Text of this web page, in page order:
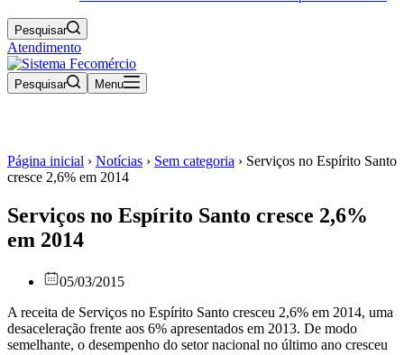
Pesquisar
Atendimento
Pesquisar Menu
Página inicial › Notícias › Sem categoria › Serviços no Espírito Santo
cresce 2,6% em 2014
Serviços no Espírito Santo cresce 2,6%
em 2014
05/03/2015
A receita de Serviços no Espírito Santo cresceu 2,6% em 2014, uma
desaceleração frente aos 6% apresentados em 2013. De modo
semelhante, o desempenho do setor nacional no último ano cresceu